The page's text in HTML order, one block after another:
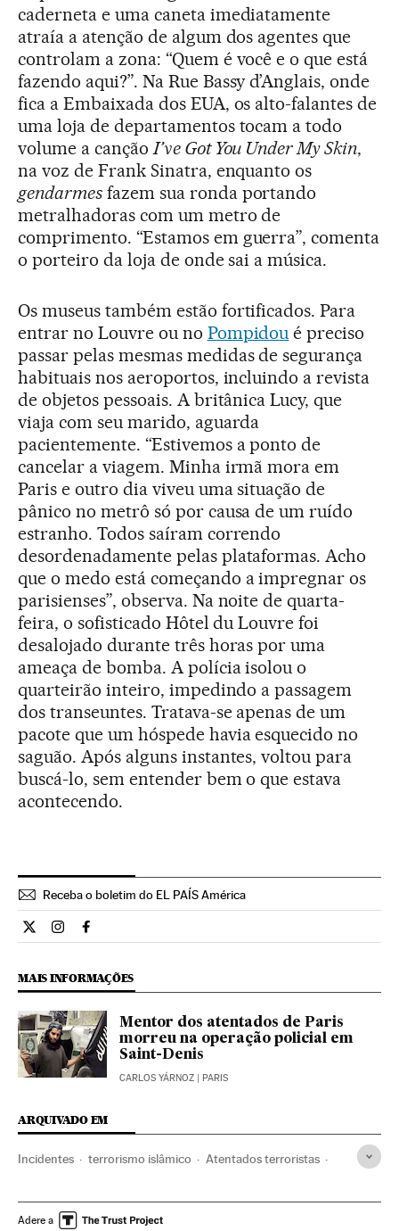
caderneta e uma caneta imediatamente
atraía a atenção de algum dos agentes que
controlam a zona: “Quem é você e o que está
fazendo aqui?”. Na Rue Bassy d’Anglais, onde
fica a Embaixada dos EUA, os alto-falantes de
uma loja de departamentos tocam a todo
volume a cançãoI’ve Got You Under My Skin,
na voz de Frank Sinatra, enquanto os
gendarmesfazem sua ronda portando
metralhadoras com um metro de
comprimento. “Estamos em guerra”, comenta
o porteiro da loja de onde sai a música.
Os museus também estão fortificados. Para
entrar no Louvre ou no Pompidou é preciso
passar pelas mesmas medidas de segurança
habituais nos aeroportos, incluindo a revista
de objetos pessoais. A britânica Lucy, que
viaja com seu marido, aguarda
pacientemente. “Estivemos a ponto de
cancelar a viagem. Minha irmã mora em
Paris e outro dia viveu uma situação de
pânico no metrô só por causa de um ruído
estranho. Todos saíram correndo
desordenadamente pelas plataformas. Acho
que o medo está começando a impregnar os
parisienses”, observa. Na noite de quarta-
feira, o sofisticado Hôtel du Louvre foi
desalojado durante três horas por uma
ameaça de bomba. A polícia isolou o
quarteirão inteiro, impedindo a passagem
dos transeuntes. Tratava-se apenas de um
pacote que um hóspede havia esquecido no
saguão. Após alguns instantes, voltou para
buscá-lo, sem entender bem o que estava
acontecendo.
Receba o boletim do EL PAÍS América
Internacional El País Brasil en Twitter
Internacional El País Brasil en Instagram
Internacional El País Brasil en Facebook
MAIS INFORMAÇÕES
Mentor dos atentados de Paris
morreu na operação policial em
Saint-Denis
CARLOS YÁRNOZ | PARIS
ARQUIVADO EM
Incidentes terrorismo islâmico Atentados terroristas
Grupos terroristas Acontecimentos
Adere a